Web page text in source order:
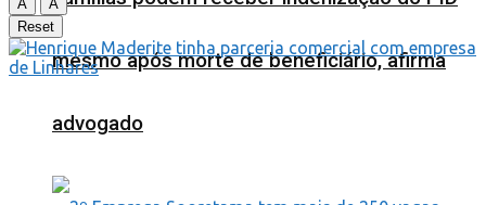
mesmo após morte de beneficiário, afirma
advogado
A
A
Reset